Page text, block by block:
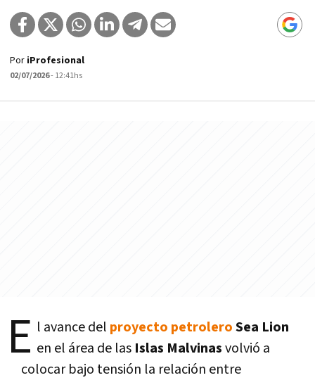
Por iProfesional
02/07/2026- 12:41hs
E l avance del proyecto petroleroSea Lion
en el área de las Islas Malvinasvolvió a
colocar bajo tensión la relación entre